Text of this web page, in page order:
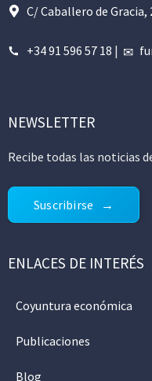
C/ Caballero de Gracia,
+34 91 596 57 18 |
NEWSLETTER
Recibe todas las noticias
Suscribirse
ENLACES DE INTERÉS
Coyuntura económica
Publicaciones
Blog